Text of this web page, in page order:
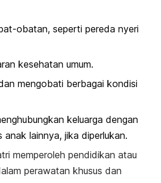
obatan, seperti pereda nyeri
kesehatan umum.
mengobati berbagai kondisi
keluarga dengan
anak lainnya, jika diperlukan.
memperoleh pendidikan atau
perawatan khusus dan